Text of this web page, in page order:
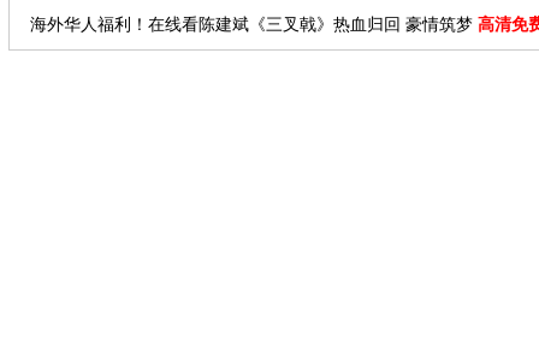
海外华人福利！在线看陈建斌《三叉戟》热血归回 豪情筑梦 高清免